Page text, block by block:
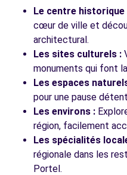
Le centre historique
cœur de ville et
architectural.
Les sites culturels :
monuments qui font
Les espaces
pour une pause
Les environs :
région, facilement
Les spécialités
régionale dans les
Portel.